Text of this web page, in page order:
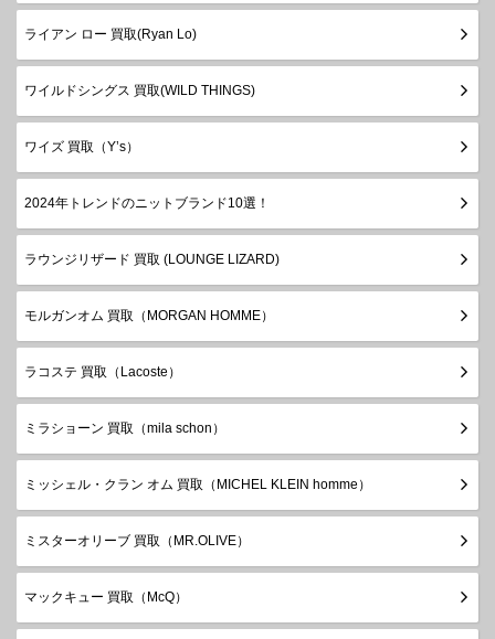
ライアン ロー 買取(Ryan Lo)
ワイルドシングス 買取(WILD THINGS)
ワイズ 買取（Y’s）
2024年トレンドのニットブランド10選！
ラウンジリザード 買取 (LOUNGE LIZARD)
モルガンオム 買取（MORGAN HOMME）
ラコステ 買取（Lacoste）
ミラショーン 買取（mila schon）
ミッシェル・クラン オム 買取（MICHEL KLEIN homme）
ミスターオリーブ 買取（MR.OLIVE）
マックキュー 買取（McQ）